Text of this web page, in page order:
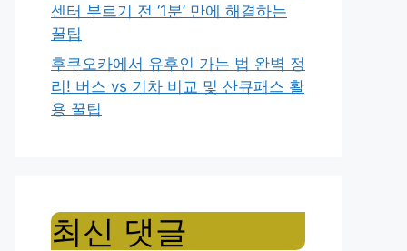
센터 부르기 전 ‘1분’ 만에 해결하는
꿀팁
후쿠오카에서 유후인 가는 법 완벽 정
리! 버스 vs 기차 비교 및 산큐패스 활
용 꿀팁
최신 댓글